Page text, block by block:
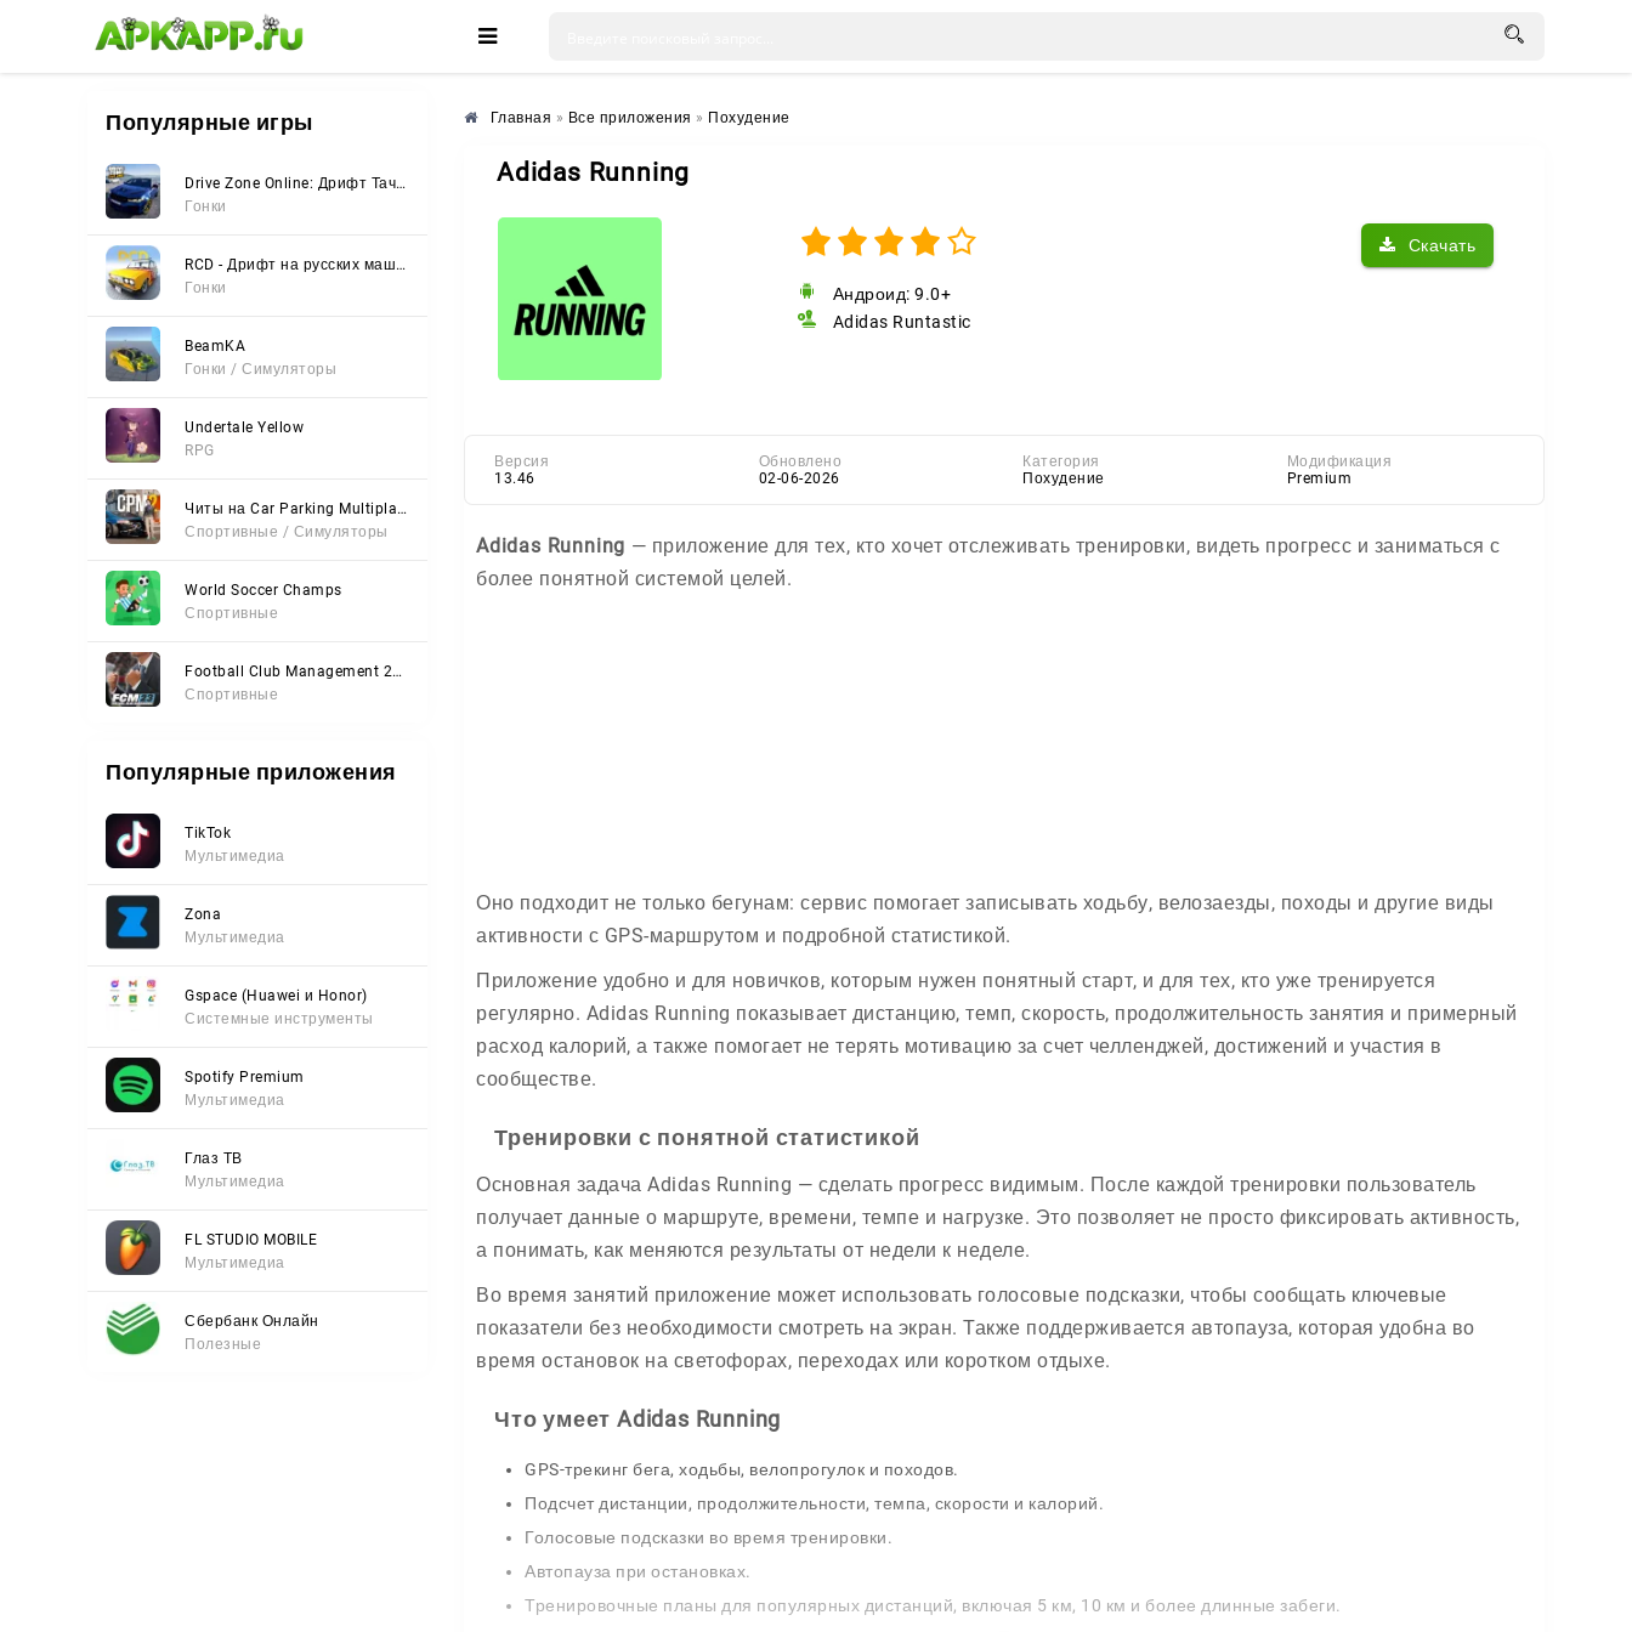
🌸 🌼 🌺
Популярные игры
Drive Zone Online: Дрифт Тачки
Гонки
RCD - Дрифт на русских машинах
Гонки
BeamKA
Гонки / Симуляторы
Undertale Yellow
RPG
Читы на Car Parking Multiplayer 2 (Все открыто, Мод-Меню)
Спортивные / Симуляторы
World Soccer Champs
Спортивные
Football Club Management 2023
Спортивные
Популярные приложения
TikTok
Мультимедиа
Zona
Мультимедиа
Gspace (Huawei и Honor)
Системные инструменты
Spotify Premium
Мультимедиа
Глаз ТВ
Мультимедиа
FL STUDIO MOBILE
Мультимедиа
Сбербанк Онлайн
Полезные
Главная » Все приложения » Похудение
Adidas Running
Скачать
Андроид: 9.0+
Adidas Runtastic
Версия
13.46
Обновлено
02-06-2026
Категория
Похудение
Модификация
Premium
Adidas Running — приложение для тех, кто хочет отслеживать тренировки, видеть прогресс и заниматься с
более понятной системой целей.
Оно подходит не только бегунам: сервис помогает записывать ходьбу, велозаезды, походы и другие виды
активности с GPS-маршрутом и подробной статистикой.
Приложение удобно и для новичков, которым нужен понятный старт, и для тех, кто уже тренируется
регулярно. Adidas Running показывает дистанцию, темп, скорость, продолжительность занятия и примерный
расход калорий, а также помогает не терять мотивацию за счет челленджей, достижений и участия в
сообществе.
Тренировки с понятной статистикой
Основная задача Adidas Running — сделать прогресс видимым. После каждой тренировки пользователь
получает данные о маршруте, времени, темпе и нагрузке. Это позволяет не просто фиксировать активность,
а понимать, как меняются результаты от недели к неделе.
Во время занятий приложение может использовать голосовые подсказки, чтобы сообщать ключевые
показатели без необходимости смотреть на экран. Также поддерживается автопауза, которая удобна во
время остановок на светофорах, переходах или коротком отдыхе.
Что умеет Adidas Running
GPS-трекинг бега, ходьбы, велопрогулок и походов.
Подсчет дистанции, продолжительности, темпа, скорости и калорий.
Голосовые подсказки во время тренировки.
Автопауза при остановках.
Тренировочные планы для популярных дистанций, включая 5 км, 10 км и более длинные забеги.